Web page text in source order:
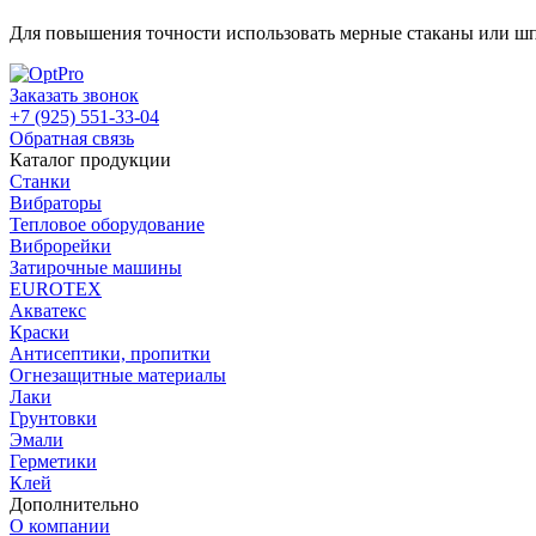
Для повышения точности использовать мерные стаканы или
Заказать звонок
+7 (925) 551-33-04
Обратная связь
Каталог продукции
Станки
Вибраторы
Тепловое оборудование
Виброрейки
Затирочные машины
EUROTEX
Акватекс
Краски
Антисептики, пропитки
Огнезащитные материалы
Лаки
Грунтовки
Эмали
Герметики
Клей
Дополнительно
О компании